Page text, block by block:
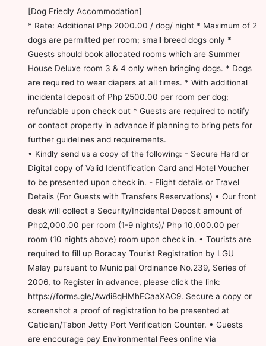
[Dog Friedly Accommodation]
* Rate: Additional Php 2000.00 / dog/ night * Maximum of 2
dogs are permitted per room; small breed dogs only *
Guests should book allocated rooms which are Summer
House Deluxe room 3 & 4 only when bringing dogs. * Dogs
are required to wear diapers at all times. * With additional
incidental deposit of Php 2500.00 per room per dog;
refundable upon check out * Guests are required to notify
or contact property in advance if planning to bring pets for
further guidelines and requirements.
• Kindly send us a copy of the following: - Secure Hard or
Digital copy of Valid Identification Card and Hotel Voucher
to be presented upon check in. - Flight details or Travel
Details (For Guests with Transfers Reservations) • Our front
desk will collect a Security/Incidental Deposit amount of
Php2,000.00 per room (1-9 nights)/ Php 10,000.00 per
room (10 nights above) room upon check in. • Tourists are
required to fill up Boracay Tourist Registration by LGU
Malay pursuant to Municipal Ordinance No.239, Series of
2006, to Register in advance, please click the link:
https://forms.gle/Awdi8qHMhECaaXAC9. Secure a copy or
screenshot a proof of registration to be presented at
Caticlan/Tabon Jetty Port Verification Counter. • Guests
are encourage pay Environmental Fees online via